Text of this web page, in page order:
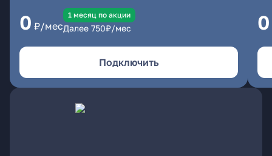
0 ₽/мес
1 месяц по акции
Далее 750₽/мес
Подключить
0